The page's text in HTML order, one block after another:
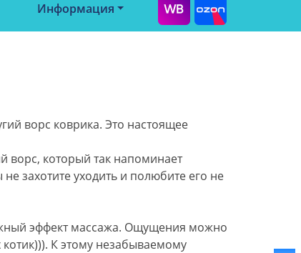
Информация
ворс коврика. Это настоящее
ворс, который так напоминает
захотите уходить и полюбите его не
эффект массажа. Ощущения можно
К этому незабываемому